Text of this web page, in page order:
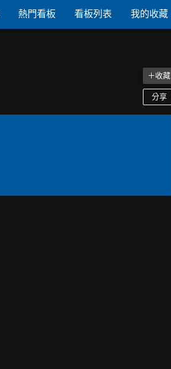
熱門看板 看板列表 我的收藏
＋收藏
分享